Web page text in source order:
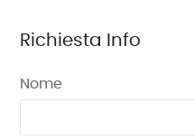
Richiesta Info
Nome